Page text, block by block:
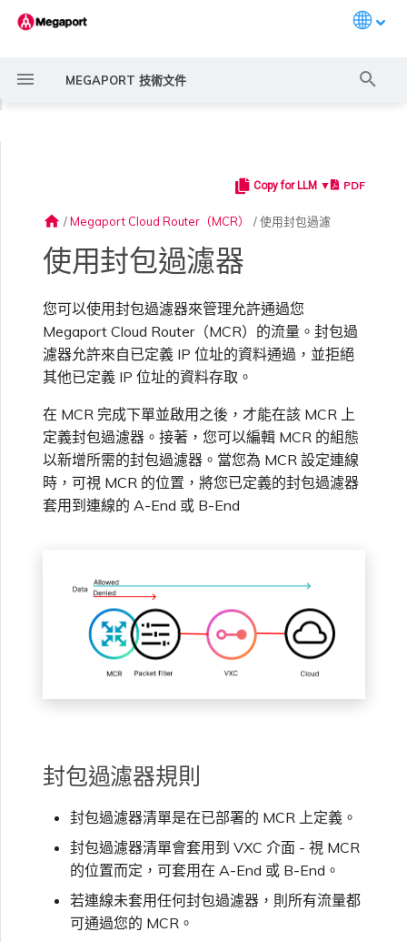
MEGAPORT 技術文件
快速開始
設定 Megaport 帳戶
概述
建立帳戶
強制多重身分驗證
設定單一登入
邀請使用者加入帳戶
提供技術支援聯絡方式
重設密碼
Megaport Portal 儀表板
瞭解服務頁面
連線至 Latitude.sh
技術規格
常見多雲連線情境
使用 Megaport 解決方案實
現 MPLS 網路現代化
以服務供應商身分使用
Megaport 全球網狀 WAN
Megaport 上雲即服務
MACsec
IPsec
雲端原生 VPN 加密
高速跨雲加密
訂購交叉連接
訂購本地迴路
Port 備援
鏈路聚合群組（LAG）
建立 LAG
將 Port 新增至 LAG
終止 Port
建立私有 VXC
遷移 VXC
設定服務金鑰
使用服務金鑰建立連線
設定 Q-in-Q
關閉 VXC 以進行容錯移轉測
路由指南
Port
MCR
MVE
終止 Megaport Internet 連
11:11 Systems
3DS Outscale
阿里雲專線接入
AWS Direct Connect
Azure ExpressRoute
Cisco Webex
IBM Cloud Direct Link
OVHcloud
Salesforce Express
MCR
概述
3DS Outscale MCR 連線
阿里雲 MCR 連線
AWS Direct Connect
Azure MCR 連線
DigitalOcean MCR 連線
連線
Oracle MCR 連線
SAP HANA Enterprise
Cloud
MVE
概述
Aruba SD-WAN
Aviatrix
Fortinet FortiGate
Palo Alto Networks
VMware SD-WAN
建立封包過濾器
編輯封包過濾器清單
複製封包過濾器清單
刪除封包過濾器清單
套用封包過濾器清單
路由通告
路由彙總
設定 BGP 進階設定
MVE 部署情境
MVE 位置
MVE 備援
vNIC 連線類型
Megaport 網路中的 SSE 與
SASE
6WIND 概述
6WIND 授權網路功能
規劃部署
建立 MVE
建立 VXC
連線 MVE
Anapaya 概述
規劃部署
建立 MVE
建立 VXC
連線 MVE
終止 MVE
Aruba SD-WAN
Aruba SD-WAN 概述
規劃部署
建立 MVE
建立 VXC
連線 MVE
終止 MVE
Aviatrix Secure Edge 概述
規劃部署
建立 MVE
建立 VXC
連線 MVE
終止 MVE
Check Point CloudGuard 概
規劃部署
建立 MVE
建立 VXC
連線 MVE
終止 MVE
Cisco MVE 概述
規劃部署
建立 MVE
建立 VXC
連線 MVE
將 MPLS 與 SDCI 整合
Fortinet FortiGate
Fortinet FortiGate 概述
規劃部署
建立 MVE
建立 VXC
連線 MVE
終止 MVE
Juniper MVE 概述
規劃部署
建立 MVE
建立 VXC
連線 MVE
終止 MVE
VM-Series Firewall
Prisma SD-WAN
Peplink FusionHub 概述
規劃部署
建立 MVE
建立 VXC
連線 MVE
終止 MVE
Versa SD-WAN 概述
規劃部署
建立 MVE
建立 VXC
連線 MVE
終止 MVE
VMware SD-WAN 概述
規劃部署
建立 MVE
建立 VXC
連線 MVE
終止 MVE
設定 IX
IX 需求
加入 IX
AMS-IX 連線
France-IX 連線
管理 IX
編輯 IX
變更合約 IX 的速率
遷移 IX
關閉 IX
終止 IX
IX 工具與功能
MegaIX 功能概述
MegaIX Looking Glass（路
由診斷）
IX 遙測
BGP 社群
都會區 ID
建立個人檔案
申請連線
Marketplace 通知
Marketplace 常見問題
監控 MCR
監控 MVE
監控服務狀態
檢視工作階段事件日誌
管理個人檔案
設定電子郵件通知
更新公司資訊
管理最短合約期續約
管理 Megaport
Marketplace 個人檔案
新增和修改使用者
管理使用者角色
監控維護和中斷事件
鎖定 Megaport 服務
Megaport 授權書
Port 定價與合約條款
VXC 定價與合約條款
Megaport Internet 定價與合
約條款
IX 定價與合約條款
MCR 定價與合約條款
啟用計費市場
指派財務角色
更新帳單資訊
信用卡付款
瞭解 Megaport 帳單
MVE 計費
VXC、Megaport Internet 和
IX 計費
客戶註冊與入駐
建立 API 金鑰
管理使用者
建立 Port
建立服務金鑰
建立 VXC
建立至 AWS 的 VXC
建立至 Azure 的 VXC
建立 Megaport Internet 連
建立 MCR
使用 API 建立 MCR VXC
快速開始
建立 Megaport Terraform
Provider 設定檔
使用 Megaport Terraform
使用 Megaport 資源進行
Terraform 狀態管理
使用 Terraform MCP
Server（公開測試版）
Megaport Terraform
Provider 學習資料與資源
啟用 Port
訂購時的錯誤
容量錯誤
Port 與 VXC
Port 或 VXC 中斷或不穩定
Port 延遲
Port 或 VXC 封包遺失
吞吐量與效能
VXC 連線
MCR
MCR 中斷或無法使用
MCR 路由
MCR BGP 工作階段中斷
其他 MCR 問題
MVE
MVE 中斷或無法使用
MVE 網際網路連線
SD-WAN 管理連線
IX 連線
IX BGP 路由
IX BGP 工作階段中斷
雲端服務供應商互聯位址空間
ExpressRoute 線路容量不足
Megaport Internet
建立 Juniper 私有連線
Megaport Terraform
在測試環境中測試
客戶安全責任
聯繫支援
支援請求入口網站
瞭解支援請求
升級支援案件
傳送意見回饋
歐盟數位服務法
Copy for LLM ▼ PDF
home / Megaport Cloud Router（MCR） / 使用封包過濾
使用封包過濾器
您可以使用封包過濾器來管理允許通過您
Megaport Cloud Router（MCR）的流量。封包過
濾器允許來自已定義 IP 位址的資料通過，並拒絕
其他已定義 IP 位址的資料存取。
在 MCR 完成下單並啟用之後，才能在該 MCR 上
定義封包過濾器。接著，您可以編輯 MCR 的組態
以新增所需的封包過濾器。當您為 MCR 設定連線
時，可視 MCR 的位置，將您已定義的封包過濾器
套用到連線的 A-End 或 B-End
封包過濾器規則
封包過濾器清單是在已部署的 MCR 上定義。
封包過濾器清單會套用到 VXC 介面 - 視 MCR
的位置而定，可套用在 A-End 或 B-End。
若連線未套用任何封包過濾器，則所有流量都
可通過您的 MCR。